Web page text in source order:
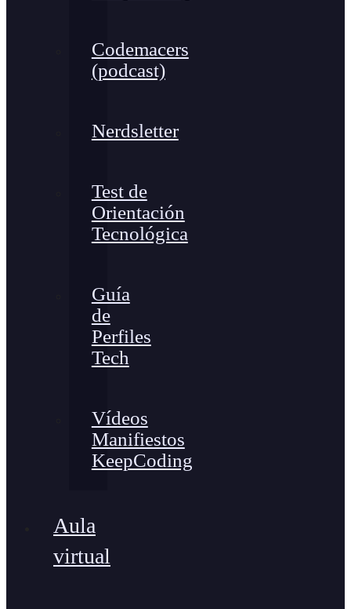
Codemacers
(podcast)
Nerdsletter
Test de
Orientación
Tecnológica
Guía
de
Perfiles
Tech
Vídeos
Manifiestos
KeepCoding
Aula
virtual